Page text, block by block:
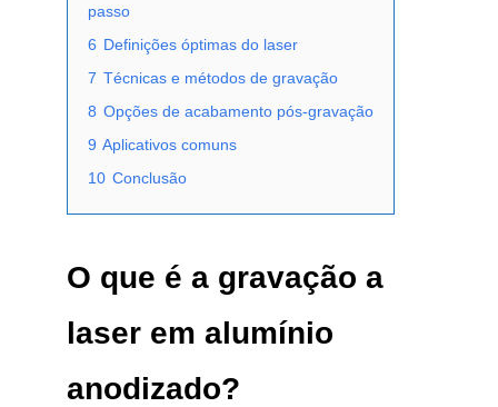
passo
6 Definições óptimas do laser
7 Técnicas e métodos de gravação
8 Opções de acabamento pós-gravação
9 Aplicativos comuns
10 Conclusão
O que é a gravação a
laser em alumínio
anodizado?